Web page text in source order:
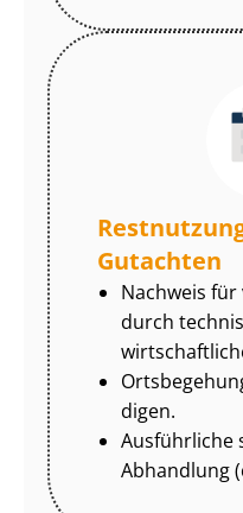
Gutachten
Nachweis für
durch
di­gen.
Ausführliche
Abhandlung